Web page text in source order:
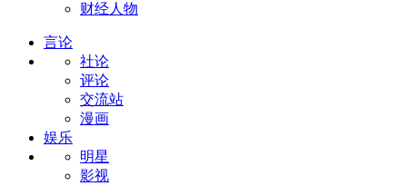
财经人物
言论
社论
评论
交流站
漫画
娱乐
明星
影视